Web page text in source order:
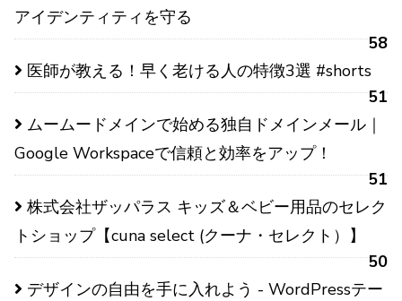
アイデンティティを守る
58
医師が教える！早く老ける人の特徴3選 #shorts
51
ムームードメインで始める独自ドメインメール｜
Google Workspaceで信頼と効率をアップ！
51
株式会社ザッパラス キッズ＆ベビー用品のセレク
トショップ【cuna select (クーナ・セレクト）】
50
デザインの自由を手に入れよう - WordPressテー